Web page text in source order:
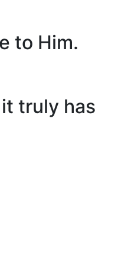
to Him.
truly has